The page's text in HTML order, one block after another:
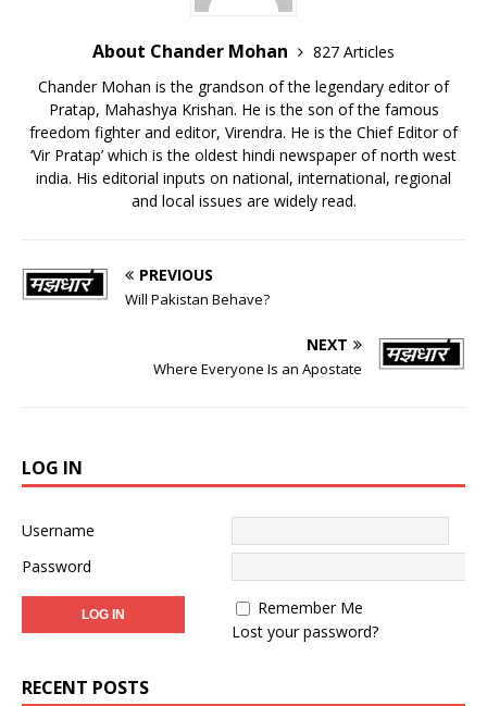
About Chander Mohan
827 Articles
Chander Mohan is the grandson of the legendary editor of
Pratap, Mahashya Krishan. He is the son of the famous
freedom fighter and editor, Virendra. He is the Chief Editor of
‘Vir Pratap’ which is the oldest hindi newspaper of north west
india. His editorial inputs on national, international, regional
and local issues are widely read.
PREVIOUS
Will Pakistan Behave?
NEXT
Where Everyone Is an Apostate
LOG IN
Username
Password
Remember Me
Lost your password?
RECENT POSTS